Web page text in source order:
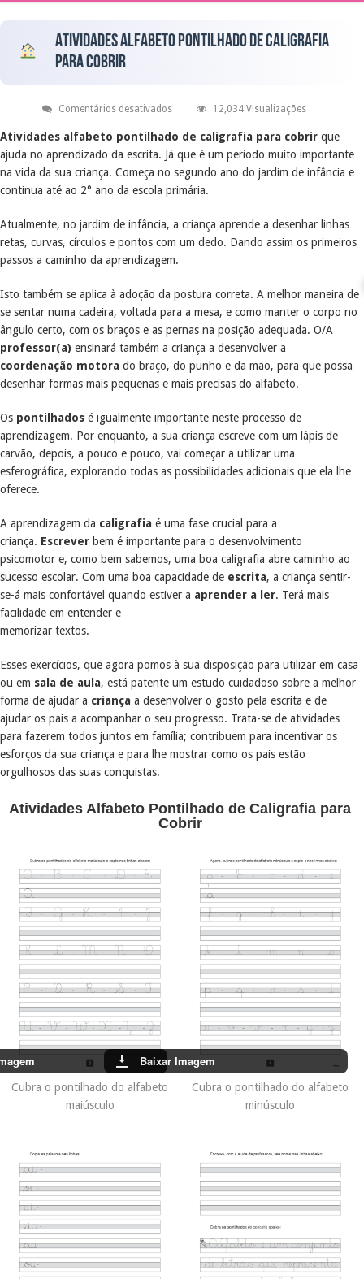
Atividades Alfabeto Pontilhado de Caligrafia
para Cobrir
Comentários desativadosem
Alfabeto
Pontilhado
de
Caligrafia
para
Cobrir
12,034 Visualizações
Atividades alfabeto pontilhado de caligrafia para cobrir que
ajuda no aprendizado da escrita. Já que é um período muito importante
na vida da sua criança. Começa no segundo ano do jardim de infância e
continua até ao 2° ano da escola primária.
Atualmente, no jardim de infância, a criança aprende a desenhar linhas
retas, curvas, círculos e pontos com um dedo. Dando assim os primeiros
passos a caminho da aprendizagem.
Isto também se aplica à adoção da postura correta. A melhor maneira de
se sentar numa cadeira, voltada para a mesa, e como manter o corpo no
ângulo certo, com os braços e as pernas na posição adequada. O/A
professor(a) ensinará também a criança a desenvolver a
coordenação motora do braço, do punho e da mão, para que possa
desenhar formas mais pequenas e mais precisas do alfabeto.
Os pontilhados é igualmente importante neste processo de
aprendizagem. Por enquanto, a sua criança escreve com um lápis de
carvão, depois, a pouco e pouco, vai começar a utilizar uma
esferográfica, explorando todas as possibilidades adicionais que ela lhe
oferece.
A aprendizagem da caligrafia é uma fase crucial para a
criança. Escrever bem é importante para o desenvolvimento
psicomotor e, como bem sabemos, uma boa caligrafia abre caminho ao
sucesso escolar. Com uma boa capacidade de escrita, a criança sentir-
se-á mais confortável quando estiver a aprender a ler. Terá mais
facilidade em entender e
memorizar textos.
Esses exercícios, que agora pomos à sua disposição para utilizar em casa
ou em sala de aula, está patente um estudo cuidadoso sobre a melhor
forma de ajudar a criança a desenvolver o gosto pela escrita e de
ajudar os pais a acompanhar o seu progresso. Trata-se de atividades
para fazerem todos juntos em família; contribuem para incentivar os
esforços da sua criança e para lhe mostrar como os pais estão
orgulhosos das suas conquistas.
Atividades Alfabeto Pontilhado de Caligrafia para
Cobrir
Cubra o pontilhado do alfabeto
maiúsculo
Baixar Imagem
Cubra o pontilhado do alfabeto
minúsculo